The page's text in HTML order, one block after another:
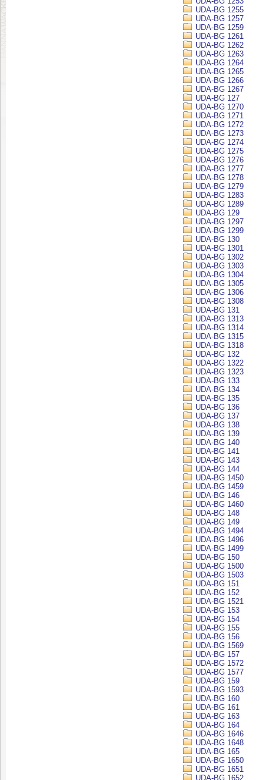
UDA-BG 1255
UDA-BG 1257
UDA-BG 1259
UDA-BG 1261
UDA-BG 1262
UDA-BG 1263
UDA-BG 1264
UDA-BG 1265
UDA-BG 1266
UDA-BG 1267
UDA-BG 127
UDA-BG 1270
UDA-BG 1271
UDA-BG 1272
UDA-BG 1273
UDA-BG 1274
UDA-BG 1275
UDA-BG 1276
UDA-BG 1277
UDA-BG 1278
UDA-BG 1279
UDA-BG 1283
UDA-BG 1289
UDA-BG 129
UDA-BG 1297
UDA-BG 1299
UDA-BG 130
UDA-BG 1301
UDA-BG 1302
UDA-BG 1303
UDA-BG 1304
UDA-BG 1305
UDA-BG 1306
UDA-BG 1308
UDA-BG 131
UDA-BG 1313
UDA-BG 1314
UDA-BG 1315
UDA-BG 1318
UDA-BG 132
UDA-BG 1322
UDA-BG 1323
UDA-BG 133
UDA-BG 134
UDA-BG 135
UDA-BG 136
UDA-BG 137
UDA-BG 138
UDA-BG 139
UDA-BG 140
UDA-BG 141
UDA-BG 143
UDA-BG 144
UDA-BG 1450
UDA-BG 1459
UDA-BG 146
UDA-BG 1460
UDA-BG 148
UDA-BG 149
UDA-BG 1494
UDA-BG 1496
UDA-BG 1499
UDA-BG 150
UDA-BG 1500
UDA-BG 1503
UDA-BG 151
UDA-BG 152
UDA-BG 1521
UDA-BG 153
UDA-BG 154
UDA-BG 155
UDA-BG 156
UDA-BG 1569
UDA-BG 157
UDA-BG 1572
UDA-BG 1577
UDA-BG 159
UDA-BG 1593
UDA-BG 160
UDA-BG 161
UDA-BG 163
UDA-BG 164
UDA-BG 1646
UDA-BG 1648
UDA-BG 165
UDA-BG 1650
UDA-BG 1651
UDA-BG 1652